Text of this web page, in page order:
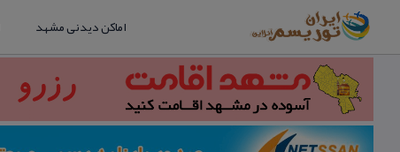
اماکن دیدنی مشهد